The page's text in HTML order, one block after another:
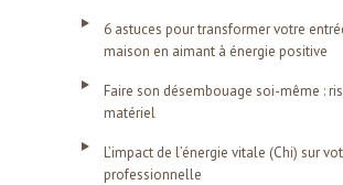
6 astuces pour transformer votre
maison en aimant à énergie positive
Faire son désembouage soi-même :
matériel
L’impact de l’énergie vitale (Chi) sur
professionnelle